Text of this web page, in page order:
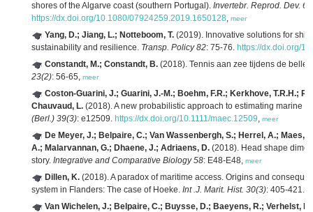
shores of the Algarve coast (southern Portugal). Invertebr. Reprod. Dev.
https://dx.doi.org/10.1080/07924259.2019.1650128, meer
Yang, D.; Jiang, L.; Notteboom, T. (2019). Innovative solutions for
sustainability and resilience. Transp. Policy 82: 75-76. https://dx.doi.org/
Constandt, M.; Constandt, B. (2018). Tennis aan zee tijdens de
23(2): 56-65, meer
Coston-Guarini, J.; Guarini, J.-M.; Boehm, F.R.; Kerkhove, T.R.H.;
Chauvaud, L. (2018). A new probabilistic approach to estimating marine
(Berl.) 39(3): e12509. https://dx.doi.org/10.1111/maec.12509, meer
De Meyer, J.; Belpaire, C.; Van Wassenbergh, S.; Herrel, A.; Maes,
A.; Malarvannan, G.; Dhaene, J.; Adriaens, D. (2018). Head shape
story. Integrative and Comparative Biology 58: E48-E48, meer
Dillen, K. (2018). A paradox of maritime access. Origins and
system in Flanders: The case of Hoeke. Int .J. Marit. Hist. 30(3): 405-421.
Van Wichelen, J.; Belpaire, C.; Buysse, D.; Baeyens, R.; Verhelst,